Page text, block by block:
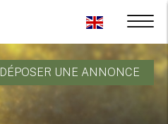
DÉPOSER UNE ANNONCE